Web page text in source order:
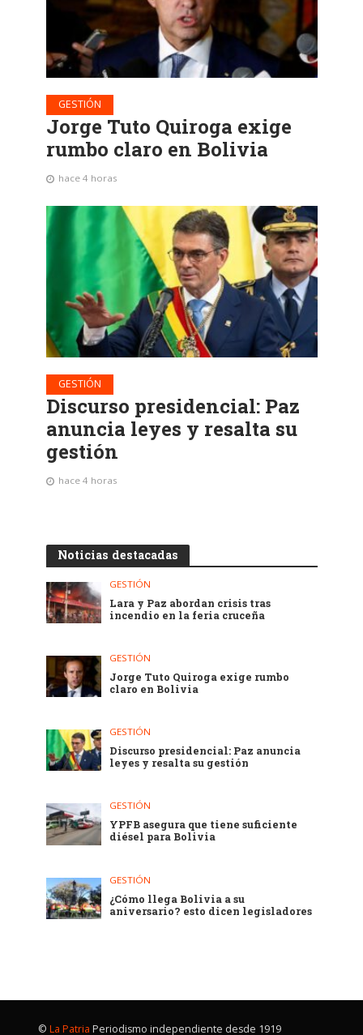
GESTIÓN
Jorge Tuto Quiroga exige
rumbo claro en Bolivia
hace 4 horas
GESTIÓN
Discurso presidencial: Paz
anuncia leyes y resalta su
gestión
hace 4 horas
Noticias destacadas
GESTIÓN
Lara y Paz abordan crisis tras
incendio en la feria cruceña
GESTIÓN
Jorge Tuto Quiroga exige rumbo
claro en Bolivia
GESTIÓN
Discurso presidencial: Paz anuncia
leyes y resalta su gestión
GESTIÓN
YPFB asegura que tiene suficiente
diésel para Bolivia
GESTIÓN
¿Cómo llega Bolivia a su
aniversario? esto dicen legisladores
© La Patria Periodismo independiente desde 1919